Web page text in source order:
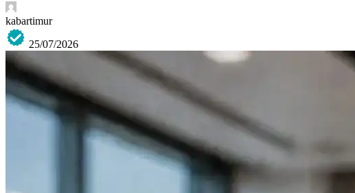
kabartimur
25/07/2026